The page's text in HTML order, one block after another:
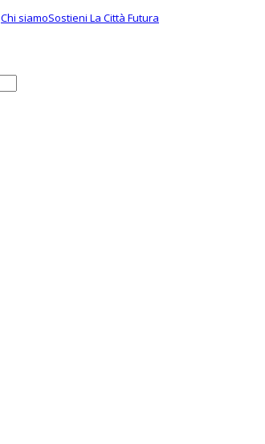
Chi siamoSostieni La Città Futura